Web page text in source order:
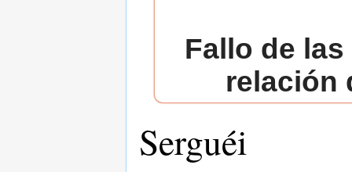
Fallo de
relación
Serguéi